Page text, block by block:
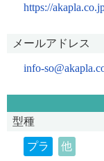
https://
メールアドレス
info-
型種
プラ 他